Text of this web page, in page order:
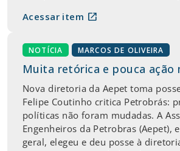
Acessar item open_in_new
NOTÍCIA MARCOS DE OLIVEIRA
Muita retórica e pouca ação
Nova diretoria da Aepet toma
Felipe Coutinho critica Petrobrás:
políticas não foram mudadas. A
Engenheiros da Petrobras (Aepet),
geral, elegeu e deu posse à